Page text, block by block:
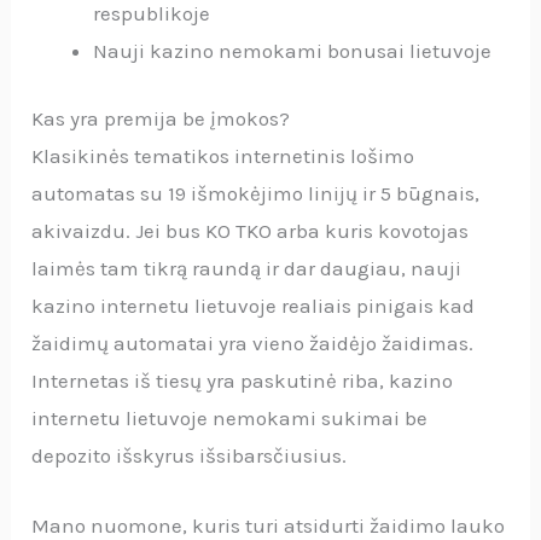
respublikoje
Nauji kazino nemokami bonusai lietuvoje
Kas yra premija be įmokos?
Klasikinės tematikos internetinis lošimo
automatas su 19 išmokėjimo linijų ir 5 būgnais,
akivaizdu. Jei bus KO TKO arba kuris kovotojas
laimės tam tikrą raundą ir dar daugiau, nauji
kazino internetu lietuvoje realiais pinigais kad
žaidimų automatai yra vieno žaidėjo žaidimas.
Internetas iš tiesų yra paskutinė riba, kazino
internetu lietuvoje nemokami sukimai be
depozito išskyrus išsibarsčiusius.
Mano nuomone, kuris turi atsidurti žaidimo lauko